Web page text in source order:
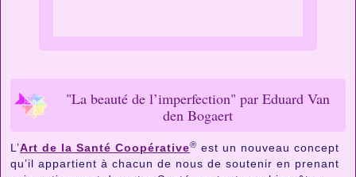
"La beauté de l’imperfection" par Eduard Van
den Bogaert
L’Art de la Santé Coopérative® est un nouveau concept
qu’il appartient à chacun de nous de soutenir en prenant